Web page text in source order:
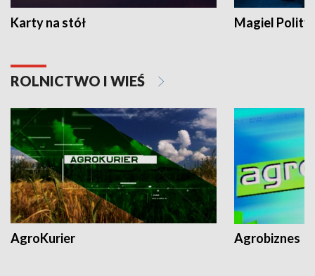
Karty na stół Magiel
ROLNICTWO I WIEŚ
AgroKurier Agrobiznes